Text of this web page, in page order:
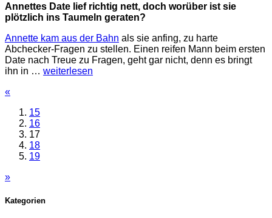
Annettes Date lief richtig nett, doch worüber ist sie
plötzlich ins Taumeln geraten?
Annette kam aus der Bahn als sie anfing, zu harte
Abchecker-Fragen zu stellen. Einen reifen Mann beim ersten
Date nach Treue zu Fragen, geht gar nicht, denn es bringt
ihn in … weiterlesen
«
15
16
17
18
19
»
Kategorien